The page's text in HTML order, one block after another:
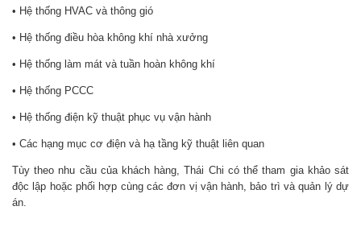
• Hệ thống HVAC và thông gió
• Hệ thống điều hòa không khí nhà xưởng
• Hệ thống làm mát và tuần hoàn không khí
• Hệ thống PCCC
• Hệ thống điện kỹ thuật phục vụ vận hành
• Các hạng mục cơ điện và hạ tầng kỹ thuật liên quan
Tùy theo nhu cầu của khách hàng, Thái Chi có thể tham gia khảo sát
độc lập hoặc phối hợp cùng các đơn vị vận hành, bảo trì và quản lý dự
án.